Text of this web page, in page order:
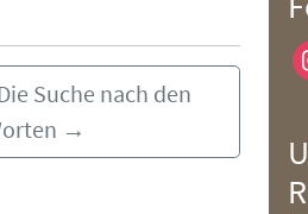
Suche nach den
→